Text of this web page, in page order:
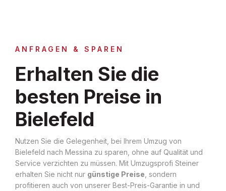
ANFRAGEN & SPAREN
Erhalten Sie die
besten Preise in
Bielefeld
Nutzen Sie die Gelegenheit, bei Ihrem Umzug von
Bielefeld nach Messina zu sparen, ohne auf Qualität und
Service verzichten zu müssen. Mit Umzugsprofi Steiner
erhalten Sie nicht nur günstige Preise , sondern
profitieren auch von unserer Best-Preis-Garantie in und